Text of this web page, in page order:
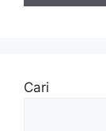
Cari